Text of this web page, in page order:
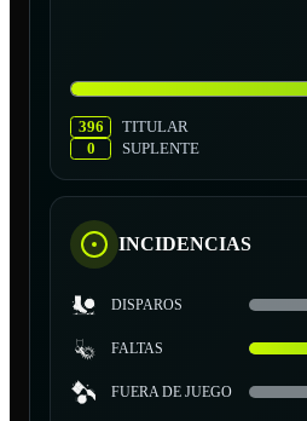
396
TITULAR
0
SUPLENTE
INCIDENCIAS
DISPAROS
FALTAS
FUERA DE JUEGO